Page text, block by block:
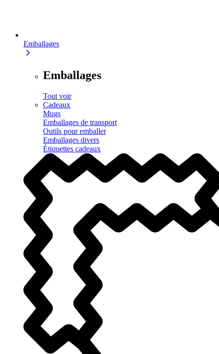
Emballages
Emballages
Tout voir
Cadeaux
Mugs
Emballages de transport
Outils pour emballer
Emballages divers
Étiquettes cadeaux